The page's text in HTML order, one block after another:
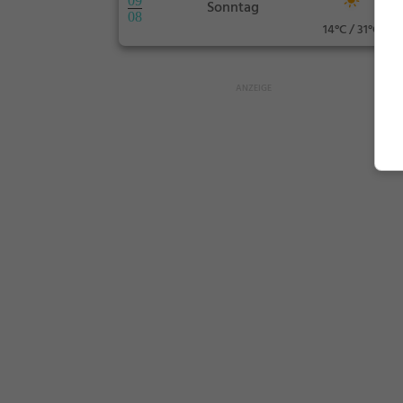
08
Sonntag
14°C / 31°C